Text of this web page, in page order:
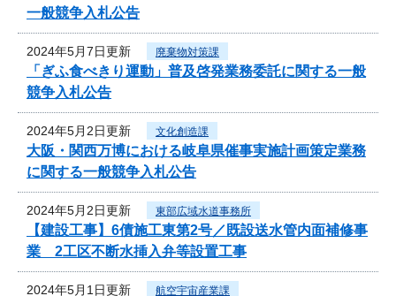
一般競争入札公告
2024年5月7日更新 廃棄物対策課
「ぎふ食べきり運動」普及啓発業務委託に関する一般
競争入札公告
2024年5月2日更新 文化創造課
大阪・関西万博における岐阜県催事実施計画策定業務
に関する一般競争入札公告
2024年5月2日更新 東部広域水道事務所
【建設工事】6債施工東第2号／既設送水管内面補修事
業 2工区不断水挿入弁等設置工事
2024年5月1日更新 航空宇宙産業課